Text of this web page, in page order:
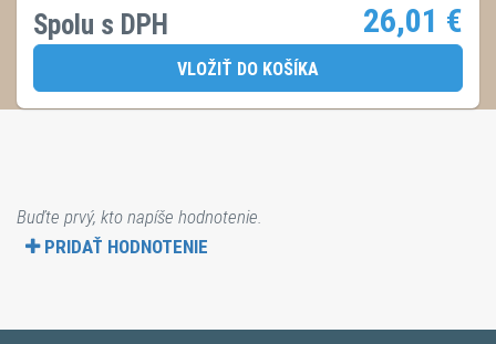
Spolu s DPH 26,01 €
VLOŽIŤ DO KOŠÍKA
Buďte prvý, kto napíše hodnotenie.
PRIDAŤ HODNOTENIE